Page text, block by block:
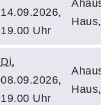
14.09.2026,
19.00 Uhr
Di.
08.09.2026,
19.00 Uhr